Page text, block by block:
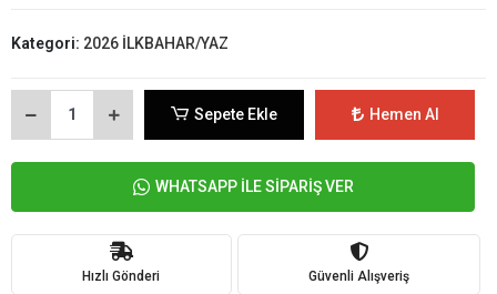
Kategori: 2026 İLKBAHAR/YAZ
Sepete Ekle Hemen Al
WHATSAPP İLE SİPARİŞ VER
Hızlı Gönderi Güvenli Alışveriş